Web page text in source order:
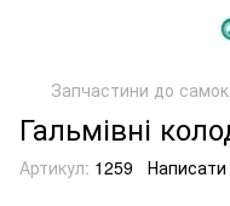
Запчастини до
Гальмівні
Артикул: 1259 Написати